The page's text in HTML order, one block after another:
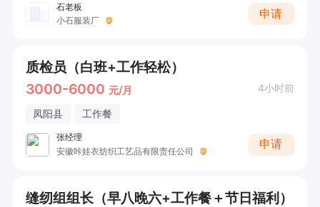
石老板
小石服装厂
申请
质检员（白班+工作轻松）
3000-6000 元/月 4小时前
凤阳县 工作餐
张经理
安徽咔娃衣纺织工艺品有限责任公司
申请
缝纫组组长（早八晚六+工作餐＋节日福利）